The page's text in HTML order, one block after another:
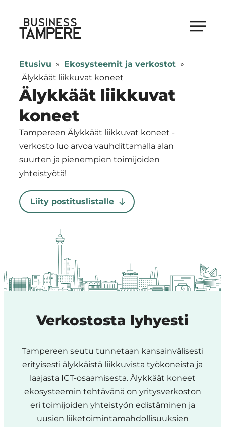
suoraan
sisältöön
Business Tampere
Tampere
supports
talents,
investors
and
entrepreneurs
in
making
a
start
in
Etusivu » Ekosysteemit ja verkostot »
Älykkäät liikkuvat koneet
Älykkäät liikkuvat
koneet
Tampereen Älykkäät liikkuvat koneet -
verkosto luo arvoa vauhdittamalla alan
suurten ja pienempien toimijoiden
yhteistyötä!
Liity postituslistalle
Verkostosta lyhyesti
Tampereen seutu tunnetaan kansainvälisesti
erityisesti älykkäistä liikkuvista työkoneista ja
laajasta ICT-osaamisesta. Älykkäät koneet
ekosysteemin tehtävänä on yritysverkoston
eri toimijoiden yhteistyön edistäminen ja
uusien liiketoimintamahdollisuuksien